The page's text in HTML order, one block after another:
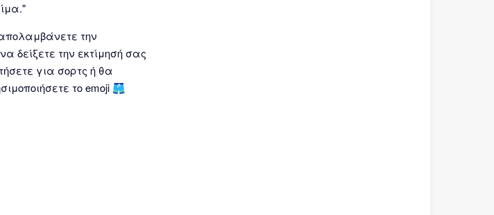
την
δείξετε την εκτίμησή σας
για σορτς ή θα
το emoji 🩳